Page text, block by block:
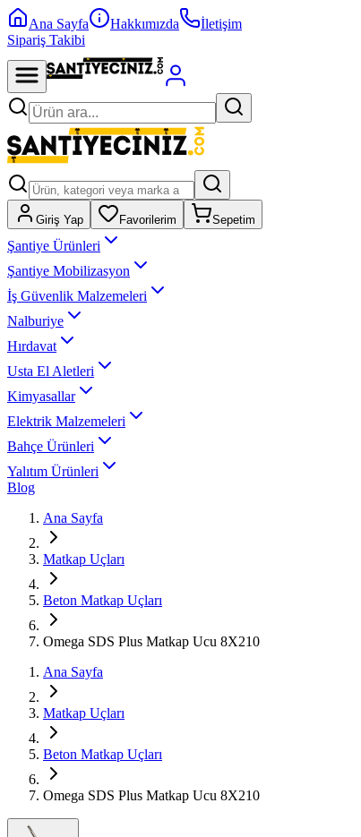
Ana Sayfa Hakkımızda
İletişim
Sipariş Takibi
Giriş Yap Favorilerim Sepetim
Şantiye Ürünleri
Şantiye Mobilizasyon
İş Güvenlik Malzemeleri
Nalburiye
Hırdavat
Usta El Aletleri
Kimyasallar
Elektrik Malzemeleri
Bahçe Ürünleri
Yalıtım Ürünleri
Blog
Ana Sayfa
Matkap Uçları
Beton Matkap Uçları
Omega SDS Plus Matkap Ucu 8X210
Ana Sayfa
Matkap Uçları
Beton Matkap Uçları
Omega SDS Plus Matkap Ucu 8X210